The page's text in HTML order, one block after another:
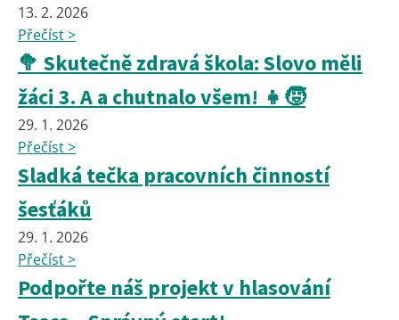
13. 2. 2026
Přečíst >
🥦 Skutečně zdravá škola: Slovo měli
žáci 3. A a chutnalo všem! 👧🧒
29. 1. 2026
Přečíst >
Sladká tečka pracovních činností
šesťáků
29. 1. 2026
Přečíst >
Podpořte náš projekt v hlasování